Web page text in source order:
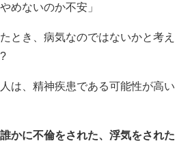
めないのか不安」
とき、病気なのではないかと考え
は、精神疾患である可能性が高い
かに不倫をされた、浮気をされた